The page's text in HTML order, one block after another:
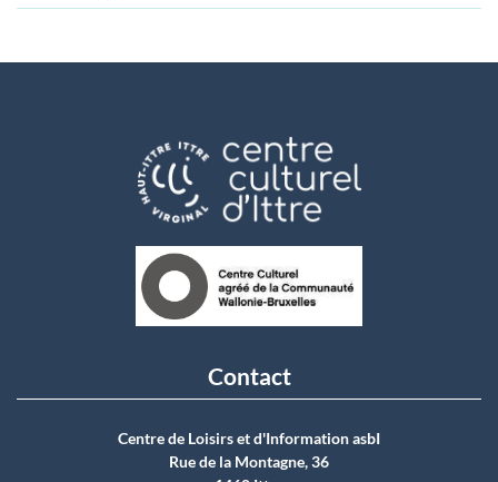
Contact
Centre de Loisirs et d'Information asbI
Rue de la Montagne, 36